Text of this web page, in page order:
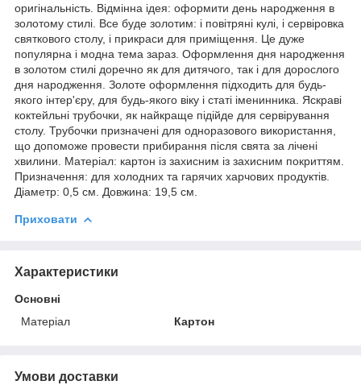
оригінальність. Відмінна ідея: оформити день народження в
золотому стилі. Все буде золотим: і повітряні кулі, і сервіровка
святкового столу, і прикраси для приміщення. Це дуже
популярна і модна тема зараз. Оформлення дня народження
в золотом стилі доречно як для дитячого, так і для дорослого
дня народження. Золоте оформлення підходить для будь-
якого інтер'єру, для будь-якого віку і статі іменинника. Яскраві
коктейльні трубочки, як найкраще підійде для сервірування
столу. Трубочки призначені для одноразового використання,
що допоможе провести прибирання після свята за лічені
хвилини. Матеріал: картон із захисним із захисним покриттям.
Призначення: для холодних та гарячих харчових продуктів.
Діаметр: 0,5 см. Довжина: 19,5 см.
Приховати
Характеристики
Основні
Матеріал
Картон
Умови доставки